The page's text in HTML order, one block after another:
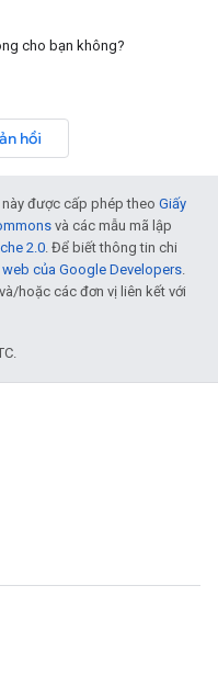
cho bạn không?
hồi
được cấp phép theo Giấy
và các mẫu mã lập
2.0. Để biết thông tin chi
của Google Developers.
hoặc các đơn vị liên kết với